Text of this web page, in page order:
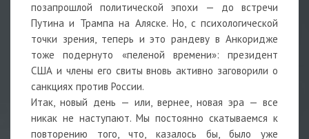
позапрошлой политической эпохи — до встречи
Путина и Трампа на Аляске. Но, с психологической
точки зрения, теперь и это рандеву в Анкоридже
тоже подернуто «пеленой времени»: президент
США и члены его свиты вновь активно заговорили о
санкциях против России.
Итак, новый день — или, вернее, новая эра — все
никак не наступают. Мы постоянно скатываемся к
повторению того, что, казалось бы, было уже